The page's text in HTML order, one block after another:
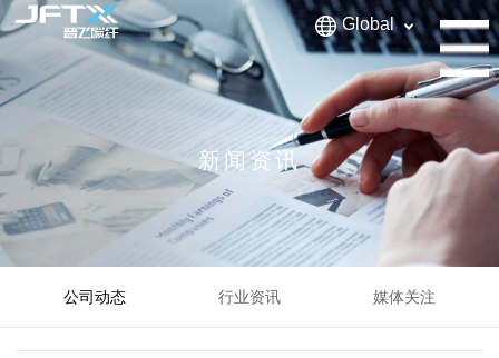
Global
新闻资讯
公司动态 行业资讯 媒体关注